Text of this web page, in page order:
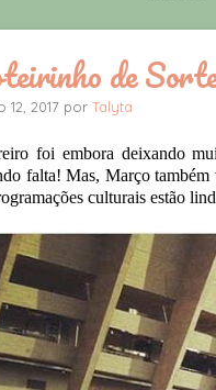
de
12, 2017 por Talyta
foi embora deixando
falta! Mas, Março
culturais estão